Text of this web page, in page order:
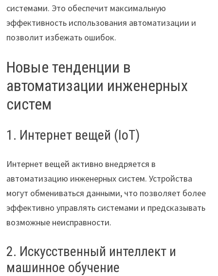
системами. Это обеспечит максимальную
эффективность использования автоматизации и
позволит избежать ошибок.
Новые тенденции в
автоматизации инженерных
систем
1. Интернет вещей (IoT)
Интернет вещей активно внедряется в
автоматизацию инженерных систем. Устройства
могут обмениваться данными, что позволяет более
эффективно управлять системами и предсказывать
возможные неисправности.
2. Искусственный интеллект и
машинное обучение